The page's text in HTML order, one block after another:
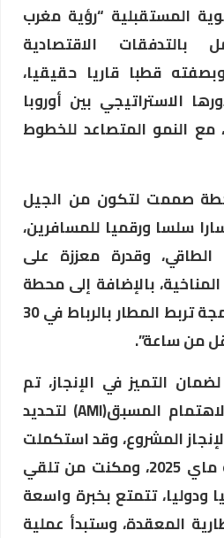
المستقبلية “رؤية مغرب
الاقتصادية
قطبا قاريا حقيقيا،
الاستراتيجي بين أوروبا
مع النمو المتصاعد للخطوط
صممت لتكون من الجيل
سلسا ورقميا للمسافرين،
الطاقي، وقدرة معززة على
بالإضافة إلى محطة
قطار فائق السرعة مدمجة تربط المطار بالرباط في 30
من ساعة”.
التميز في الإنجاز، تم
“إطلاق دعوة لإبداء الاهتمام المسبق(AMI) لتحديد
المشروع، وقد استكملت
هذه الدعوة في نهاية ماي 2025، ومكنت من تلقي
ودوليا، تتمتع بخبرة واسعة
المعقدة، وستبدأ عملية